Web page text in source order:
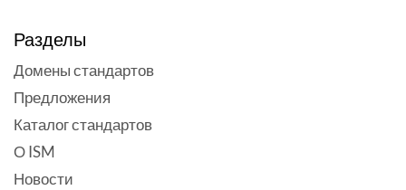
Разделы
Домены стандартов
Предложения
Каталог стандартов
О ISM
Новости